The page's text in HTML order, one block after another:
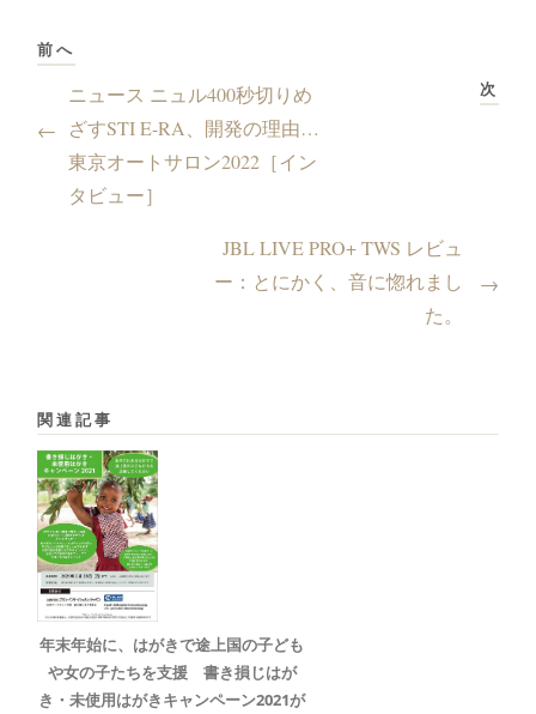
前へ
←
ニュース ニュル400秒切りめ
ざすSTI E-RA、開発の理由…
東京オートサロン2022［イン
タビュー］
次
JBL LIVE PRO+ TWS レビュ
ー：とにかく、音に惚れまし
た。
→
関連記事
年末年始に、はがきで途上国の子ども
や女の子たちを支援 書き損じはが
き・未使用はがきキャンペーン2021が